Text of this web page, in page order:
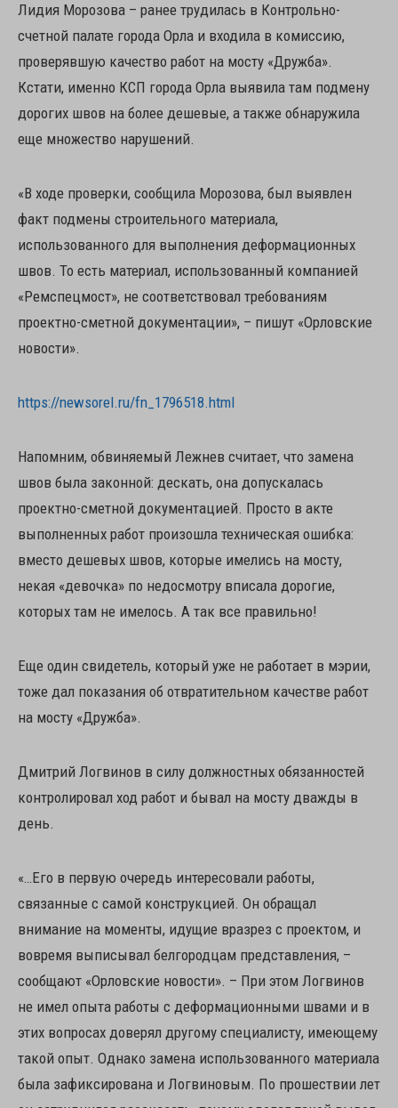
Лидия Морозова – ранее трудилась в Контрольно-
счетной палате города Орла и входила в комиссию,
проверявшую качество работ на мосту «Дружба».
Кстати, именно КСП города Орла выявила там подмену
дорогих швов на более дешевые, а также обнаружила
еще множество нарушений.
«В ходе проверки, сообщила Морозова, был выявлен
факт подмены строительного материала,
использованного для выполнения деформационных
швов. То есть материал, использованный компанией
«Ремспецмост», не соответствовал требованиям
проектно-сметной документации», – пишут «Орловские
новости».
https://newsorel.ru/fn_1796518.html
Напомним, обвиняемый Лежнев считает, что замена
швов была законной: дескать, она допускалась
проектно-сметной документацией. Просто в акте
выполненных работ произошла техническая ошибка:
вместо дешевых швов, которые имелись на мосту,
некая «девочка» по недосмотру вписала дорогие,
которых там не имелось. А так все правильно!
Еще один свидетель, который уже не работает в мэрии,
тоже дал показания об отвратительном качестве работ
на мосту «Дружба».
Дмитрий Логвинов в силу должностных обязанностей
контролировал ход работ и бывал на мосту дважды в
день.
«…Его в первую очередь интересовали работы,
связанные с самой конструкцией. Он обращал
внимание на моменты, идущие вразрез с проектом, и
вовремя выписывал белгородцам представления, –
сообщают «Орловские новости». – При этом Логвинов
не имел опыта работы с деформационными швами и в
этих вопросах доверял другому специалисту, имеющему
такой опыт. Однако замена использованного материала
была зафиксирована и Логвиновым. По прошествии лет